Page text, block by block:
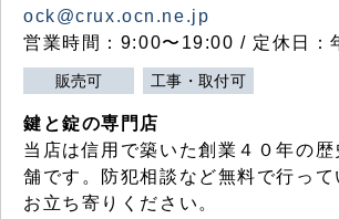
ock@crux.ocn.ne.jp
営業時間：9:00〜19:00 / 定休日：
販売可 工事・取付可
鍵と錠の専門店
当店は信用で築いた創業４０年の
舗です。防犯相談など無料で行っ
お立ち寄りください。